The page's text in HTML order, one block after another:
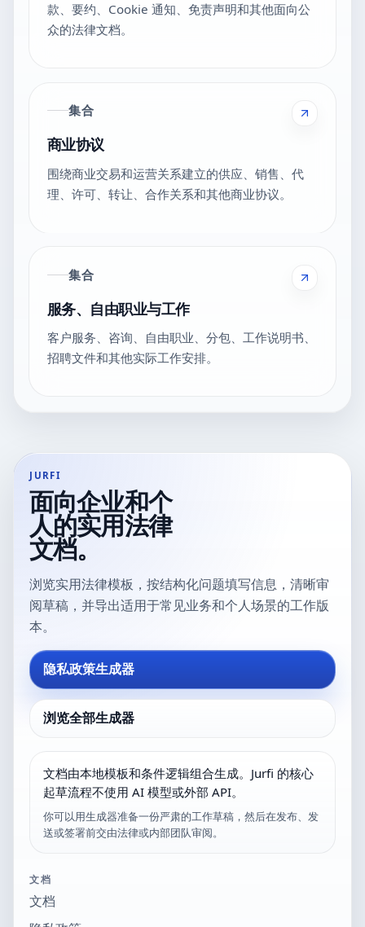
款、要约、Cookie 通知、免责声明和其他面向公
众的法律文档。
集合
商业协议
围绕商业交易和运营关系建立的供应、销售、代
理、许可、转让、合作关系和其他商业协议。
集合
服务、自由职业与工作
客户服务、咨询、自由职业、分包、工作说明书、
招聘文件和其他实际工作安排。
JURFI
面向企业和个
人的实用法律
文档。
浏览实用法律模板，按结构化问题填写信息，清晰审
阅草稿，并导出适用于常见业务和个人场景的工作版
本。
隐私政策生成器
浏览全部生成器
文档由本地模板和条件逻辑组合生成。Jurfi 的核心
起草流程不使用 AI 模型或外部 API。
你可以用生成器准备一份严肃的工作草稿，然后在发布、发
送或签署前交由法律或内部团队审阅。
文档
文档